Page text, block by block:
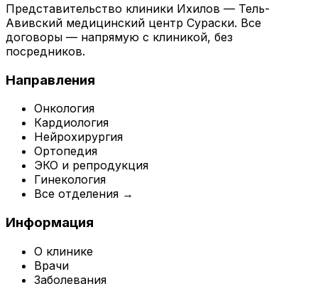
Представительство клиники Ихилов — Тель-
Авивский медицинский центр Сураски. Все
договоры — напрямую с клиникой, без
посредников.
Направления
Онкология
Кардиология
Нейрохирургия
Ортопедия
ЭКО и репродукция
Гинекология
Все отделения →
Информация
О клинике
Врачи
Заболевания